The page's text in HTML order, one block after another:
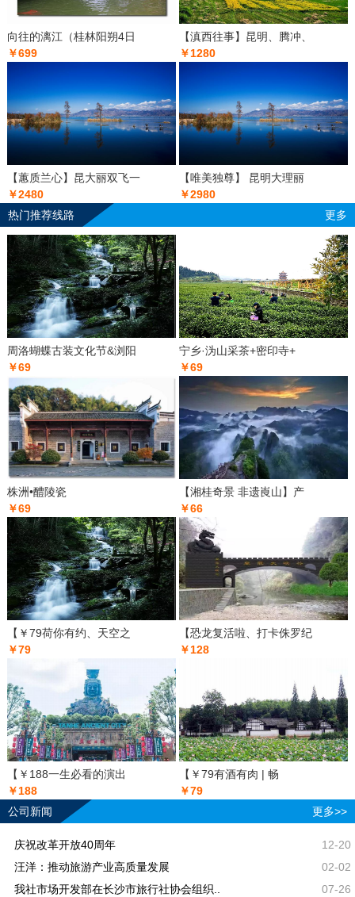
向往的漓江（桂林阳朔4日
￥699
【滇西往事】昆明、腾冲、
￥1280
【蕙质兰心】昆大丽双飞一
￥2480
【唯美独尊】 昆明大理丽
￥2980
热门推荐线路
更多
周洛蝴蝶古装文化节&浏阳
￥69
宁乡·沩山采茶+密印寺+
￥69
株洲•醴陵瓷
￥69
【湘桂奇景 非遗崀山】产
￥66
【￥79荷你有约、天空之
￥79
【恐龙复活啦、打卡侏罗纪
￥128
【￥188一生必看的演出
￥188
【￥79有酒有肉 | 畅
￥79
公司新闻
更多>>
庆祝改革开放40周年
12-20
汪洋：推动旅游产业高质量发展
02-02
我社市场开发部在长沙市旅行社协会组织..
07-26